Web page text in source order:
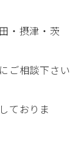
・摂津・茨
ご相談下さい
ておりま